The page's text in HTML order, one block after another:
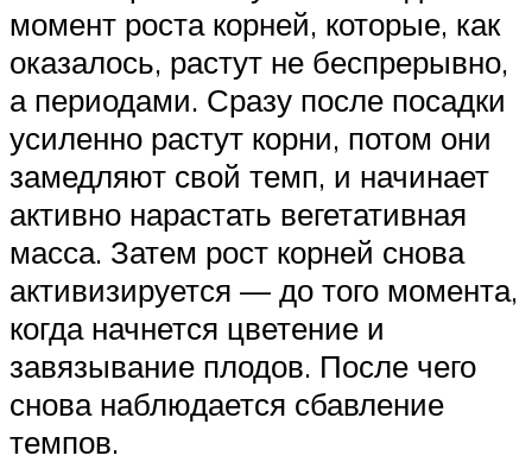
момент роста корней, которые, как
оказалось, растут не беспрерывно,
а периодами. Сразу после посадки
усиленно растут корни, потом они
замедляют свой темп, и начинает
активно нарастать вегетативная
масса. Затем рост корней снова
активизируется — до того момента,
когда начнется цветение и
завязывание плодов. После чего
снова наблюдается сбавление
темпов.